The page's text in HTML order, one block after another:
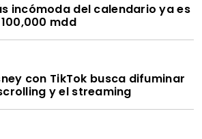
incómoda del calendario ya es
mdd
con TikTok busca difuminar
y el streaming